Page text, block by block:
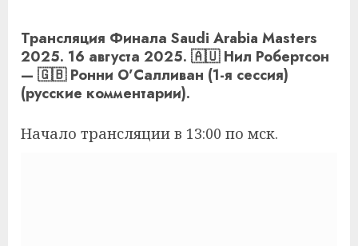
Трансляция Финала Saudi Arabia Masters
2025. 16 августа 2025. 🇦🇺 Нил Робертсон
— 🇬🇧 Ронни О’Салливан (1-я сессия)
(русские комментарии).
Начало трансляции в 13:00 по мск.